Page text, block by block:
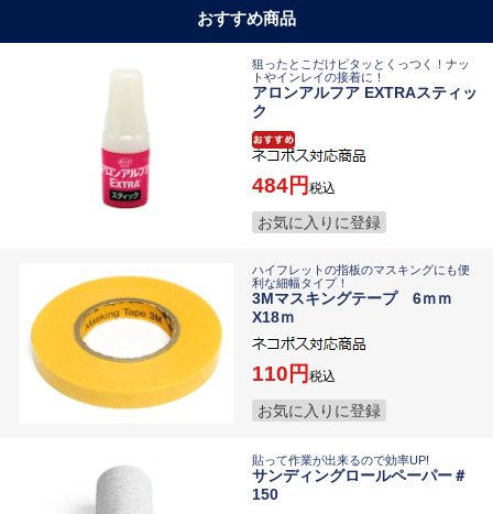
おすすめ商品
狙ったとこだけピタッとくっつく！ナッ
トやインレイの接着に！
アロンアルフア EXTRAスティッ
ク
484 税込
お気に入りに登録
ハイフレットの指板のマスキングにも便
利な細幅タイプ！
3Mマスキングテープ 6ｍｍ
X18ｍ
110 税込
お気に入りに登録
貼って作業が出来るので効率UP!
サンディングロールペーパー＃
150